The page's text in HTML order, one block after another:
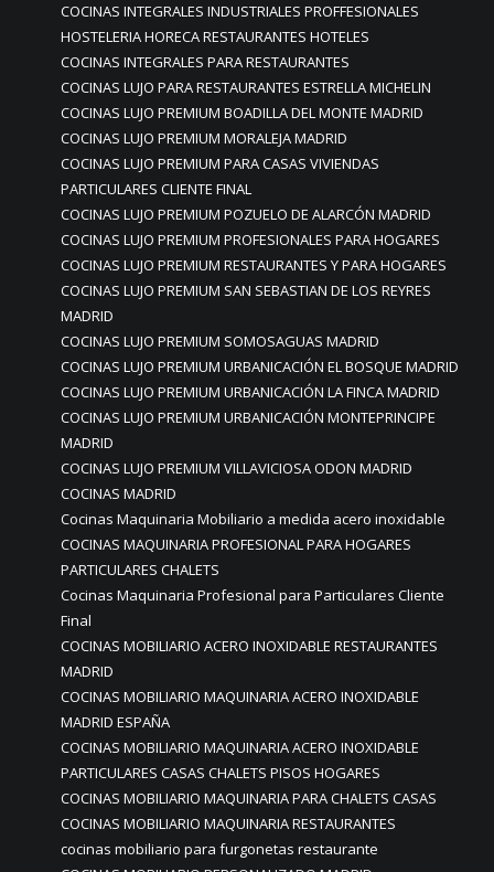
COCINAS INTEGRALES INDUSTRIALES PROFFESIONALES
HOSTELERIA HORECA RESTAURANTES HOTELES
COCINAS INTEGRALES PARA RESTAURANTES
COCINAS LUJO PARA RESTAURANTES ESTRELLA MICHELIN
COCINAS LUJO PREMIUM BOADILLA DEL MONTE MADRID
COCINAS LUJO PREMIUM MORALEJA MADRID
COCINAS LUJO PREMIUM PARA CASAS VIVIENDAS
PARTICULARES CLIENTE FINAL
COCINAS LUJO PREMIUM POZUELO DE ALARCÓN MADRID
COCINAS LUJO PREMIUM PROFESIONALES PARA HOGARES
COCINAS LUJO PREMIUM RESTAURANTES Y PARA HOGARES
COCINAS LUJO PREMIUM SAN SEBASTIAN DE LOS REYRES
MADRID
COCINAS LUJO PREMIUM SOMOSAGUAS MADRID
COCINAS LUJO PREMIUM URBANICACIÓN EL BOSQUE MADRID
COCINAS LUJO PREMIUM URBANICACIÓN LA FINCA MADRID
COCINAS LUJO PREMIUM URBANICACIÓN MONTEPRINCIPE
MADRID
COCINAS LUJO PREMIUM VILLAVICIOSA ODON MADRID
COCINAS MADRID
Cocinas Maquinaria Mobiliario a medida acero inoxidable
COCINAS MAQUINARIA PROFESIONAL PARA HOGARES
PARTICULARES CHALETS
Cocinas Maquinaria Profesional para Particulares Cliente
Final
COCINAS MOBILIARIO ACERO INOXIDABLE RESTAURANTES
MADRID
COCINAS MOBILIARIO MAQUINARIA ACERO INOXIDABLE
MADRID ESPAÑA
COCINAS MOBILIARIO MAQUINARIA ACERO INOXIDABLE
PARTICULARES CASAS CHALETS PISOS HOGARES
COCINAS MOBILIARIO MAQUINARIA PARA CHALETS CASAS
COCINAS MOBILIARIO MAQUINARIA RESTAURANTES
cocinas mobiliario para furgonetas restaurante